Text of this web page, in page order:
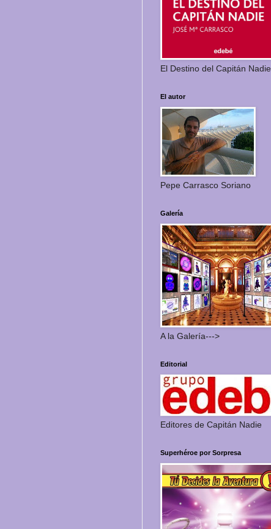
El Destino del Capitán Nadie
El autor
Pepe Carrasco Soriano
Galería
A la Galería--->
Editorial
Editores de Capitán Nadie
Superhéroe por Sorpresa